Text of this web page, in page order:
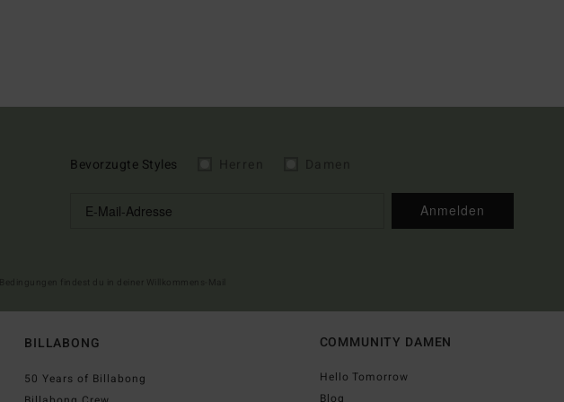
Bevorzugte Styles
Anmelden
BILLABONG
50 Years of Billabong
COMMUNITY DAMEN
Hello Tomorrow
Blog